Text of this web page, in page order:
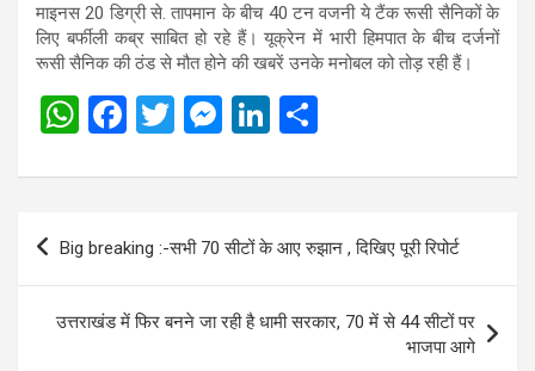
माइनस 20 डिग्री से. तापमान के बीच 40 टन वजनी ये टैंक रूसी सैनिकों के
लिए बर्फीली कब्र साबित हो रहे हैं। यूक्रेन में भारी हिमपात के बीच दर्जनों
रूसी सैनिक की ठंड से मौत होने की खबरें उनके मनोबल को तोड़ रही हैं।
W
at
s
A
p
p
F
ce
b
o
o
k
T
tt
er
M
se
n
g
er
Li
ke
n
ar
Post
navigation
Big breaking :-सभी 70 सीटों के आए रुझान , दिखिए पूरी रिपोर्ट
उत्तराखंड में फिर बनने जा रही है धामी सरकार, 70 में से 44 सीटों पर
भाजपा आगे